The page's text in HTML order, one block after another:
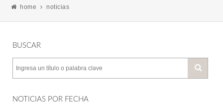
home noticias
BUSCAR
NOTICIAS POR FECHA